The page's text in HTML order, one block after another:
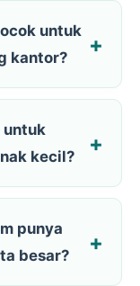
untuk
kantor?
untuk
kecil?
punya
besar?